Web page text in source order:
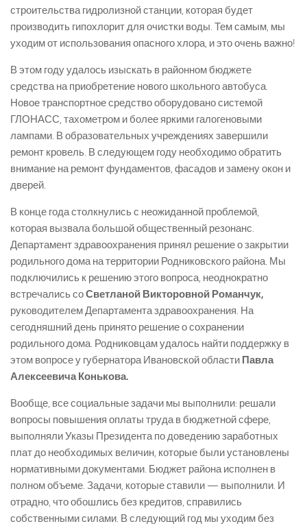
строительства гидролизной станции, которая будет
производить гипохлорит для очистки воды. Тем самым, мы
уходим от использования опасного хлора, и это очень важно!
В этом году удалось изыскать в районном бюджете
средства на приобретение нового школьного автобуса.
Новое транспортное средство оборудовано системой
ГЛОНАСС, тахометром и более яркими галогеновыми
лампами. В образовательных учреждениях завершили
ремонт кровель. В следующем году необходимо обратить
внимание на ремонт фундаментов, фасадов и замену окон и
дверей.
В конце года столкнулись с неожиданной проблемой,
которая вызвала большой общественный резонанс.
Департамент здравоохранения принял решение о закрытии
родильного дома на территории Родниковского района. Мы
подключились к решению этого вопроса, неоднократно
встречались соСветланой Викторовной Романчук,
руководителем Департамента здравоохранения. На
сегодняшний день принято решение о сохранении
родильного дома. Родниковцам удалось найти поддержку в
этом вопросе у губернатора Ивановской области Павла
Алексеевича Конькова.
Вообще, все социальные задачи мы выполнили: решали
вопросы повышения оплаты труда в бюджетной сфере,
выполняли Указы Президента по доведению заработных
плат до необходимых величин, которые были установлены
нормативными документами. Бюджет района исполнен в
полном объеме. Задачи, которые ставили — выполнили. И
отрадно, что обошлись без кредитов, справились
собственными силами. В следующий год мы уходим без